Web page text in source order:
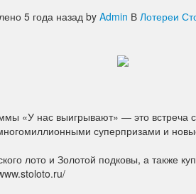
5 года назад byAdmin ВЛотереи
«У нас выигрывают» — это
суперпризами и
лото и Золотой подковы, а также